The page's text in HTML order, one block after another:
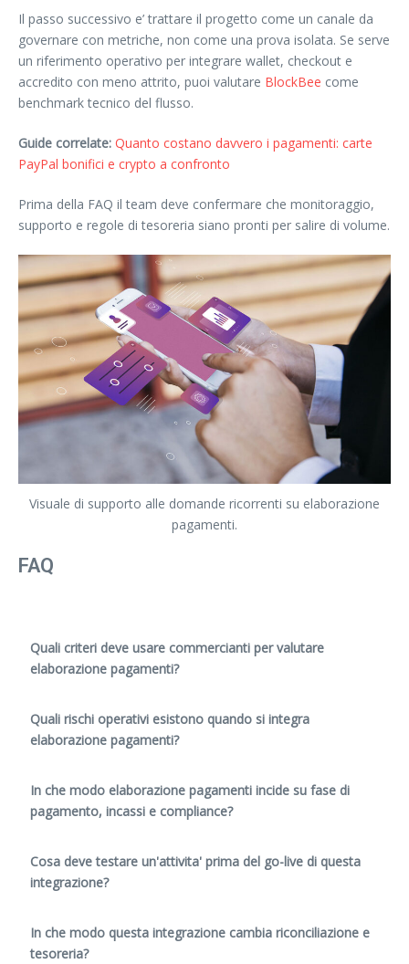
Il passo successivo e’ trattare il progetto come un canale da
governare con metriche, non come una prova isolata. Se serve
un riferimento operativo per integrare wallet, checkout e
accredito con meno attrito, puoi valutare BlockBee come
benchmark tecnico del flusso.
Guide correlate: Quanto costano davvero i pagamenti: carte
PayPal bonifici e crypto a confronto
Prima della FAQ il team deve confermare che monitoraggio,
supporto e regole di tesoreria siano pronti per salire di volume.
Visuale di supporto alle domande ricorrenti su elaborazione
pagamenti.
FAQ
Quali criteri deve usare commercianti per valutare
elaborazione pagamenti?
Quali rischi operativi esistono quando si integra
elaborazione pagamenti?
In che modo elaborazione pagamenti incide su fase di
pagamento, incassi e compliance?
Cosa deve testare un'attivita' prima del go-live di questa
integrazione?
In che modo questa integrazione cambia riconciliazione e
tesoreria?